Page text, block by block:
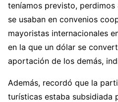
teníamos previsto,
se usaban en convenios
mayoristas internacionales
en la que un dólar se
aportación de los demás,
Además, recordó que la
turísticas estaba subsidiada